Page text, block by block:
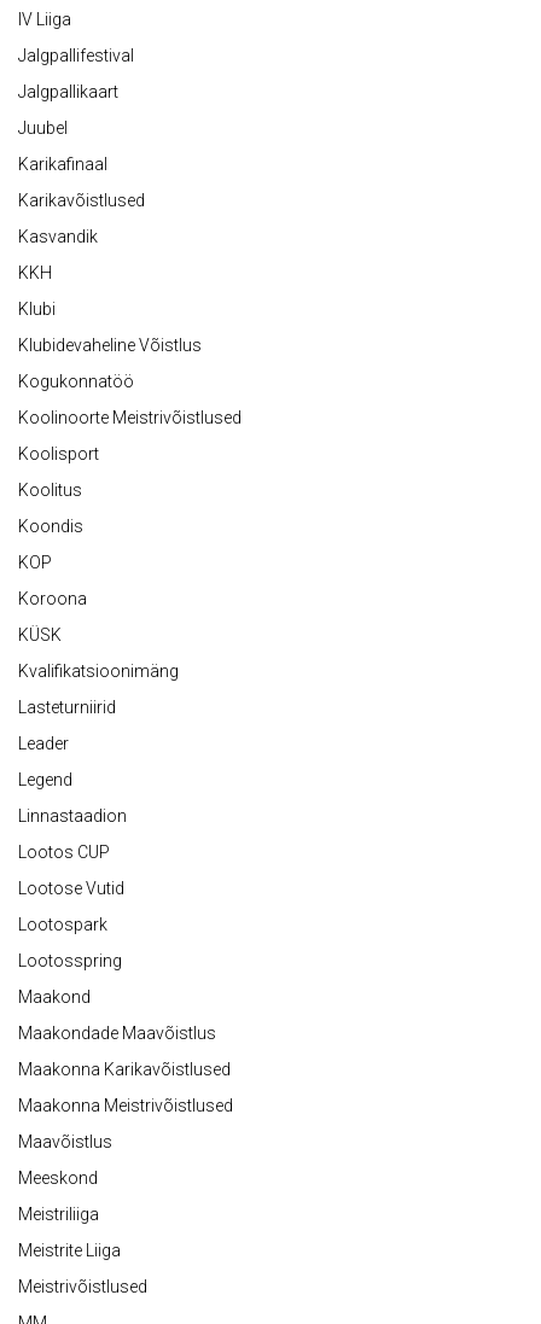
IV Liiga
Jalgpallifestival
Jalgpallikaart
Juubel
Karikafinaal
Karikavõistlused
Kasvandik
KKH
Klubi
Klubidevaheline Võistlus
Kogukonnatöö
Koolinoorte Meistrivõistlused
Koolisport
Koolitus
Koondis
KOP
Koroona
KÜSK
Kvalifikatsioonimäng
Lasteturniirid
Leader
Legend
Linnastaadion
Lootos CUP
Lootose Vutid
Lootospark
Lootosspring
Maakond
Maakondade Maavõistlus
Maakonna Karikavõistlused
Maakonna Meistrivõistlused
Maavõistlus
Meeskond
Meistriliiga
Meistrite Liiga
Meistrivõistlused